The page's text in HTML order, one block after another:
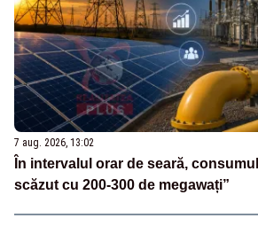
7 aug. 2026, 13:02
În intervalul orar de seară,
scăzut cu 200-300 de megawați”